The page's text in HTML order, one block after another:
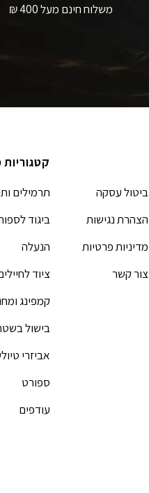
משלוח חינם מעל 400 ₪
ביטול עסקה
הצהרת נגישות
מדיניות פרטיות
צור קשר
תרמילים
ביגוד
הנעלה
ציוד
קמפינג
בישול
אביזרי
ספורט
עודפים